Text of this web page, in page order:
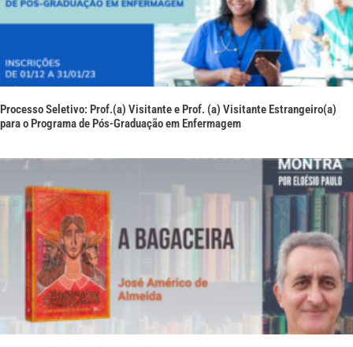
Processo Seletivo: Prof.(a) Visitante e Prof. (a) Visitante Estrangeiro(a)
para o Programa de Pós-Graduação em Enfermagem